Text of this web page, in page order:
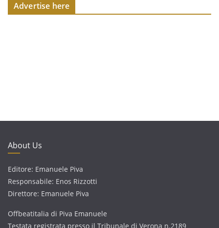
Advertise here
About Us
Editore: Emanuele Piva
Responsabile: Enos Rizzotti
Direttore: Emanuele Piva
Offbeatitalia di Piva Emanuele
Testata registrata presso il Tribunale di Verona n.2189